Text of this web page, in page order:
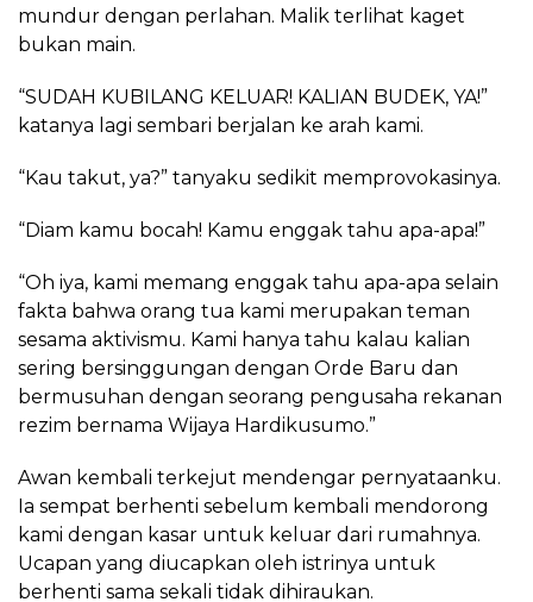
mundur dengan perlahan. Malik terlihat kaget
bukan main.
“SUDAH KUBILANG KELUAR! KALIAN BUDEK, YA!”
katanya lagi sembari berjalan ke arah kami.
“Kau takut, ya?” tanyaku sedikit memprovokasinya.
“Diam kamu bocah! Kamu enggak tahu apa-apa!”
“Oh iya, kami memang enggak tahu apa-apa selain
fakta bahwa orang tua kami merupakan teman
sesama aktivismu. Kami hanya tahu kalau kalian
sering bersinggungan dengan Orde Baru dan
bermusuhan dengan seorang pengusaha rekanan
rezim bernama Wijaya Hardikusumo.”
Awan kembali terkejut mendengar pernyataanku.
Ia sempat berhenti sebelum kembali mendorong
kami dengan kasar untuk keluar dari rumahnya.
Ucapan yang diucapkan oleh istrinya untuk
berhenti sama sekali tidak dihiraukan.